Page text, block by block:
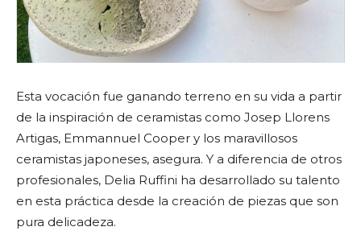
Esta vocación fue ganando terreno en su vida a partir
de la inspiración de ceramistas como Josep Llorens
Artigas, Emmannuel Cooper y los maravillosos
ceramistas japoneses, asegura. Y a diferencia de otros
profesionales, Delia Ruffini ha desarrollado su talento
en esta práctica desde la creación de piezas que son
pura delicadeza.